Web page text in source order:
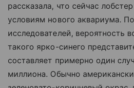
рассказала, что сейчас
условиям нового аквариума.
исследователей, вероятность
такого ярко-синего
составляет примерно один
миллиона. Обычно